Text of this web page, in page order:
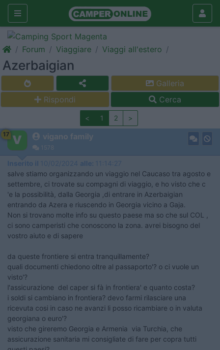
Forum Viaggiare Viaggi all'estero
Azerbaigian
Galleria
Rispondi
Cerca
< 1 2 >
17 vigano family
1578
Inserito il 10/02/2024 alle: 11:14:27
salve stiamo organizzando un viaggio nel Caucaso tra agosto e
settembre, ci trovate su compagni di viaggio, e ho visto che c
'e la possibilità, dalla Georgia ,di entrare in Azerbaigian
entrando da Azera e riuscendo in Georgia vicino a Gaja.
Non si trovano molte info su questo paese ma so che sul COL ,
ci sono camperisti che conoscono la zona. avrei bisogno del
vostro aiuto e di sapere
da queste frontiere si entra tranquillamente?
quali documenti chiedono oltre al passaporto'? o ci vuole un
visto'?
l'assicurazione del caper si fà in frontiera' e quanto costa?
i soldi si cambiano in frontiera? devo farmi rilasciare una
ricevuta cosi in caso ne avanzi li posso ricambiare o in valuta
georgiana o euro'?
visto che gireremo Georgia e Armenia via Turchia, che
assicurazione sanitaria mi consigliate di fare per copra tutti